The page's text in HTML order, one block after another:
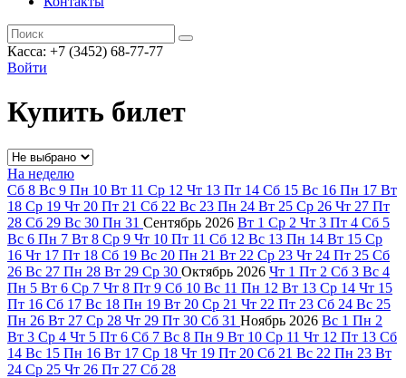
Касса: +7 (3452) 68-77-77
Войти
Купить билет
На неделю
Сб 8 Вс 9 Пн 10 Вт 11 Ср 12 Чт 13 Пт 14 Сб 15 Вс 16 Пн 17 Вт
18 Ср 19 Чт 20 Пт 21 Сб 22 Вс 23 Пн 24 Вт 25 Ср 26 Чт 27 Пт
28 Сб 29 Вс 30 Пн 31 Сентябрь 2026 Вт 1 Ср 2 Чт 3 Пт 4 Сб 5
Вс 6 Пн 7 Вт 8 Ср 9 Чт 10 Пт 11 Сб 12 Вс 13 Пн 14 Вт 15 Ср
16 Чт 17 Пт 18 Сб 19 Вс 20 Пн 21 Вт 22 Ср 23 Чт 24 Пт 25 Сб
26 Вс 27 Пн 28 Вт 29 Ср 30 Октябрь 2026 Чт 1 Пт 2 Сб 3 Вс 4
Пн 5 Вт 6 Ср 7 Чт 8 Пт 9 Сб 10 Вс 11 Пн 12 Вт 13 Ср 14 Чт 15
Пт 16 Сб 17 Вс 18 Пн 19 Вт 20 Ср 21 Чт 22 Пт 23 Сб 24 Вс 25
Пн 26 Вт 27 Ср 28 Чт 29 Пт 30 Сб 31 Ноябрь 2026 Вс 1 Пн 2
Вт 3 Ср 4 Чт 5 Пт 6 Сб 7 Вс 8 Пн 9 Вт 10 Ср 11 Чт 12 Пт 13 Сб
14 Вс 15 Пн 16 Вт 17 Ср 18 Чт 19 Пт 20 Сб 21 Вс 22 Пн 23 Вт
24 Ср 25 Чт 26 Пт 27 Сб 28